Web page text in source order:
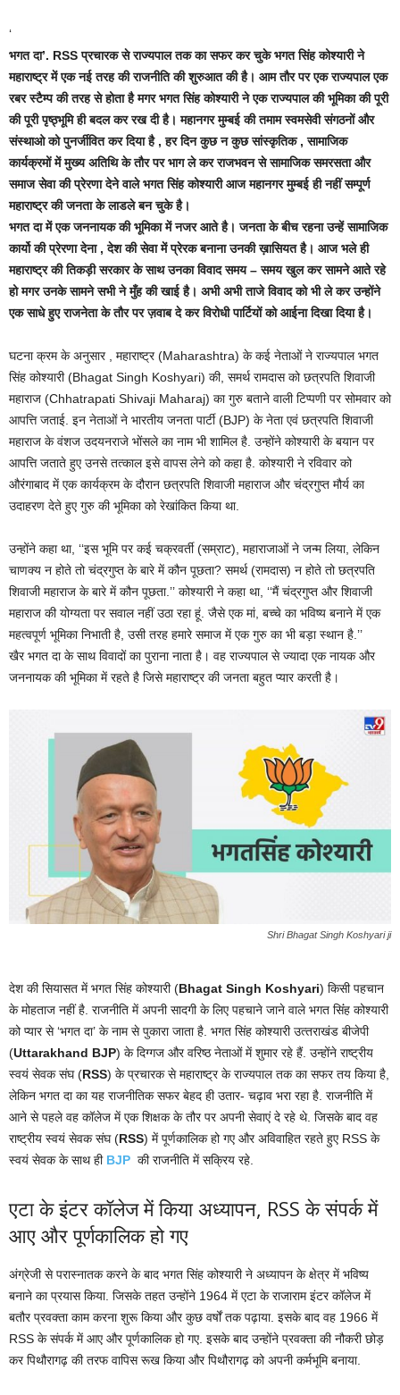
‘
भगत दा’. RSS प्रचारक से राज्यपाल तक का सफर कर चुके भगत सिंह कोश्यारी ने
महाराष्ट्र में एक नई तरह की राजनीति की शुरुआत की है। आम तौर पर एक राज्यपाल एक
रबर स्टैम्प की तरह से होता है मगर भगत सिंह कोश्यारी ने एक राज्यपाल की भूमिका की पूरी
की पूरी पृष्ठ्भूमि ही बदल कर रख दी है। महानगर मुम्बई की तमाम स्वमसेवी संगठनों और
संस्थाओ को पुनर्जीवित कर दिया है , हर दिन कुछ न कुछ सांस्कृतिक , सामाजिक
कार्यक्रमों में मुख्य अतिथि के तौर पर भाग ले कर राजभवन से सामाजिक समरसता और
समाज सेवा की प्रेरणा देने वाले भगत सिंह कोश्यारी आज महानगर मुम्बई ही नहीं सम्पूर्ण
महाराष्ट्र की जनता के लाडले बन चुके है।
भगत दा में एक जननायक की भूमिका में नजर आते है। जनता के बीच रहना उन्हें सामाजिक
कार्यो की प्रेरणा देना , देश की सेवा में प्रेरक बनाना उनकी ख़ासियत है। आज भले ही
महाराष्ट्र की तिकड़ी सरकार के साथ उनका विवाद समय – समय खुल कर सामने आते रहे
हो मगर उनके सामने सभी ने मुँह की खाई है। अभी अभी ताजे विवाद को भी ले कर उन्होंने
एक साधे हुए राजनेता के तौर पर ज़वाब दे कर विरोधी पार्टियों को आईना दिखा दिया है।
घटना क्रम के अनुसार , महाराष्ट्र (Maharashtra) के कई नेताओं ने राज्यपाल भगत
सिंह कोश्यारी (Bhagat Singh Koshyari) की, समर्थ रामदास को छत्रपति शिवाजी
महाराज (Chhatrapati Shivaji Maharaj) का गुरु बताने वाली टिप्पणी पर सोमवार को
आपत्ति जताई. इन नेताओं ने भारतीय जनता पार्टी (BJP) के नेता एवं छत्रपति शिवाजी
महाराज के वंशज उदयनराजे भोंसले का नाम भी शामिल है. उन्होंने कोश्यारी के बयान पर
आपत्ति जताते हुए उनसे तत्काल इसे वापस लेने को कहा है. कोश्यारी ने रविवार को
औरंगाबाद में एक कार्यक्रम के दौरान छत्रपति शिवाजी महाराज और चंद्रगुप्त मौर्य का
उदाहरण देते हुए गुरु की भूमिका को रेखांकित किया था.
उन्होंने कहा था, ‘‘इस भूमि पर कई चक्रवर्ती (सम्राट), महाराजाओं ने जन्म लिया, लेकिन
चाणक्य न होते तो चंद्रगुप्त के बारे में कौन पूछता? समर्थ (रामदास) न होते तो छत्रपति
शिवाजी महाराज के बारे में कौन पूछता.’’ कोश्यारी ने कहा था, ‘‘मैं चंद्रगुप्त और शिवाजी
महाराज की योग्यता पर सवाल नहीं उठा रहा हूं. जैसे एक मां, बच्चे का भविष्य बनाने में एक
महत्वपूर्ण भूमिका निभाती है, उसी तरह हमारे समाज में एक गुरु का भी बड़ा स्थान है.’’
खैर भगत दा के साथ विवादों का पुराना नाता है। वह राज्यपाल से ज्यादा एक नायक और
जननायक की भूमिका में रहते है जिसे महाराष्ट्र की जनता बहुत प्यार करती है।
Shri Bhagat Singh Koshyari ji
देश की स‍ियासत में भगत स‍िंह कोश्‍यारी (Bhagat Singh Koshyari) क‍िसी पहचान
के मोहताज नहीं है. राजनीत‍ि में अपनी सादगी के ल‍िए पहचाने जाने वाले भगत स‍िंंह कोश्‍यारी
को प्‍यार से ‘भगत दा’ के नाम से पुकारा जाता है. भगत स‍िंह कोश्‍यारी उत्‍तराखंड बीजेपी
(Uttarakhand BJP) के दिग्गज और वरिष्ठ नेताओं में शुमार रहे हैं. उन्‍होंने राष्‍ट्रीय
स्‍वयं सेवक संघ (RSS) के प्रचारक से महाराष्‍ट्र के राज्‍यपाल तक का सफर तय क‍िया है,
लेक‍िन भगत दा का यह राजनीत‍िक सफर बेहद ही उतार- चढ़ाव भरा रहा है. राजनीत‍ि में
आने से पहले वह कॉलेज में एक श‍िक्षक के तौर पर अपनी सेवाएं दे रहे थे. ज‍िसके बाद वह
राष्‍ट्रीय स्‍वयं सेवक संघ (RSS) में पूर्णकाल‍िक हो गए और अव‍िवाह‍ित रहते हुए RSS के
स्‍वयं सेवक के साथ ही BJP की राजनीत‍ि में सक्र‍िय रहे.
एटा के इंटर कॉलेज में क‍िया अध्‍यापन, RSS के संपर्क में
आए और पूर्णकालि‍क हो गए
अंग्रेजी से परास्‍नातक करने के बाद भगत स‍िंह कोश्‍यारी ने अध्‍यापन के क्षेत्र में भव‍िष्‍य
बनाने का प्रयास क‍िया. ज‍िसके तहत उन्‍होंने 1964 में एटा के राजाराम इंटर कॉलेज में
बतौर प्रवक्‍ता काम करना शुरू क‍िया और कुछ वर्षों तक पढ़ाया. इसके बाद वह 1966 में
RSS के संपर्क में आए और पूर्णकालि‍क हो गए. इसके बाद उन्‍होंने प्रवक्‍ता की नौकरी छोड़
कर प‍िथौरागढ़ की तरफ वाप‍िस रूख क‍िया और प‍िथौरागढ़ को अपनी कर्मभूम‍ि बनाया.